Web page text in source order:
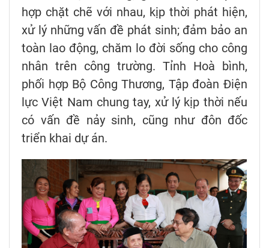
hợp chặt chẽ với nhau, kịp thời phát hiện,
xử lý những vấn đề phát sinh; đảm bảo an
toàn lao động, chăm lo đời sống cho công
nhân trên công trường. Tỉnh Hoà bình,
phối hợp Bộ Công Thương, Tập đoàn Điện
lực Việt Nam chung tay, xử lý kịp thời nếu
có vấn đề nảy sinh, cũng như đôn đốc
triển khai dự án.